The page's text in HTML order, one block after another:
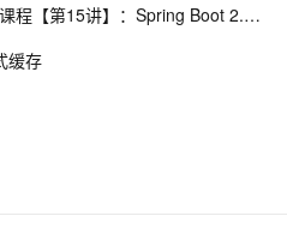
方式调用微步在线云API
11
Java Spring Boot开发实战系列课程【第15讲】：Spring Boot 2.0 API与Spring REST Docs实战
缓存